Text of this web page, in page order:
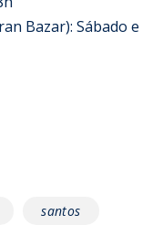
Bazar): Sábado e
santos